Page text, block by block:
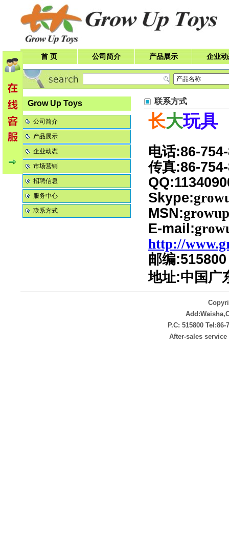
首 页 公司简介 产品展示 企业
Grow Up Toys
公司简介
产品展示
企业动态
市场营销
招聘信息
服务中心
联系方式
联系方式
长大玩具
电话:86-
传真:86-
Skype:
MSN:
E-mail:
http://
邮编:515800
地址:中国广
P.C: 515800 Tel:86-
After-sales